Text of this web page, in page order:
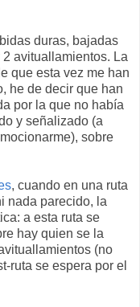
duras, bajadas
avituallamientos. La
que esta vez me han
he de decir que han
por la que no había
y señalizado (a
sobre
, cuando en una ruta
nada parecido, la
a esta ruta se
hay quien se la
(no
ruta se espera por el